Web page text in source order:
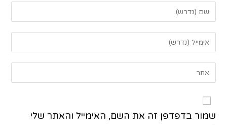
שמור בדפדפן זה את השם, האימייל והאתר שלי